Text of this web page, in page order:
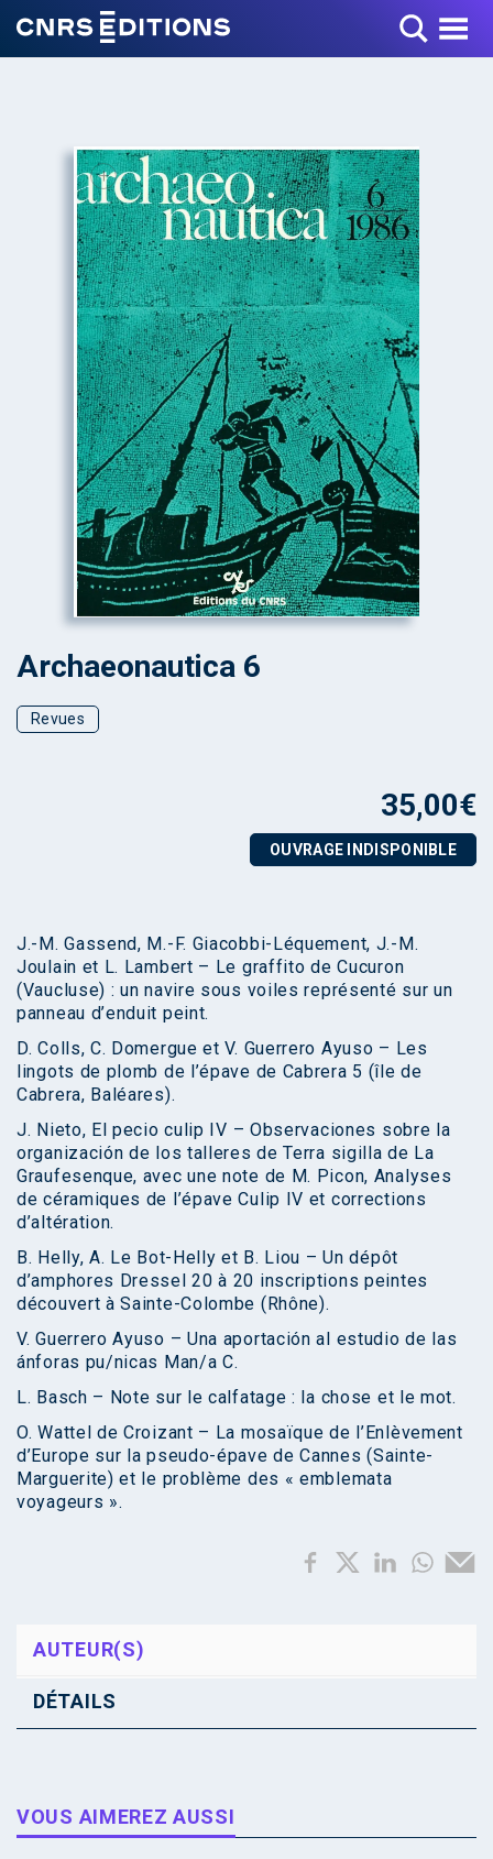
Toggle Menu
+
Archaeonautica 6
Revues
35,00€
OUVRAGE INDISPONIBLE
J.-M. Gassend, M.-F. Giacobbi-Léquement, J.-M.
Joulain et L. Lambert – Le graffito de Cucuron
(Vaucluse) : un navire sous voiles représenté sur un
panneau d’enduit peint.
D. Colls, C. Domergue et V. Guerrero Ayuso – Les
lingots de plomb de l’épave de Cabrera 5 (île de
Cabrera, Baléares).
J. Nieto, El pecio culip IV – Observaciones sobre la
organización de los talleres de Terra sigilla de La
Graufesenque, avec une note de M. Picon, Analyses
de céramiques de l’épave Culip IV et corrections
d’altération.
B. Helly, A. Le Bot-Helly et B. Liou – Un dépôt
d’amphores Dressel 20 à 20 inscriptions peintes
découvert à Sainte-Colombe (Rhône).
V. Guerrero Ayuso – Una aportación al estudio de las
ánforas pu/nicas Man/a C.
L. Basch – Note sur le calfatage : la chose et le mot.
O. Wattel de Croizant – La mosaïque de l’Enlèvement
d’Europe sur la pseudo-épave de Cannes (Sainte-
Marguerite) et le problème des « emblemata
voyageurs ».
AUTEUR(S)
DÉTAILS
VOUS AIMEREZ AUSSI